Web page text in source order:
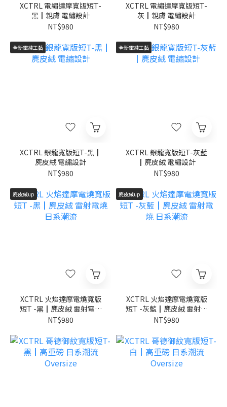
XCTRL 電繡達摩寬版短T-
黑┃親膚 電繡設計
NT$980
XCTRL 電繡達摩寬版短T-
灰┃親膚 電繡設計
NT$980
全新電繡工藝
XCTRL 銀龍寬版短T-黑┃
麂皮絨 電繡設計
NT$980
全新電繡工藝
XCTRL 銀龍寬版短T-灰藍
┃麂皮絨 電繡設計
NT$980
麂皮絨up
XCTRL 火焰達摩電燒寬版
短T -黑┃麂皮絨 雷射電燒
日系潮流
NT$980
麂皮絨up
XCTRL 火焰達摩電燒寬版
短T -灰藍┃麂皮絨 雷射電
燒 日系潮流
NT$980